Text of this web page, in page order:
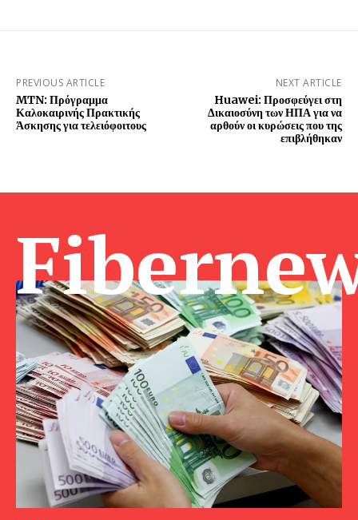
PREVIOUS ARTICLE
MTN: Πρόγραμμα
Καλοκαιρινής Πρακτικής
Άσκησης για τελειόφοιτους
NEXT ARTICLE
Huawei: Προσφεύγει στη
Δικαιοσύνη των ΗΠΑ για να
αρθούν οι κυρώσεις που της
επιβλήθηκαν